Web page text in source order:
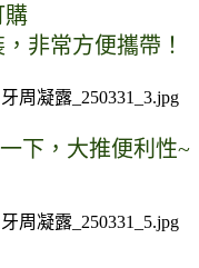
購
非常方便攜帶！
下，大推便利性~